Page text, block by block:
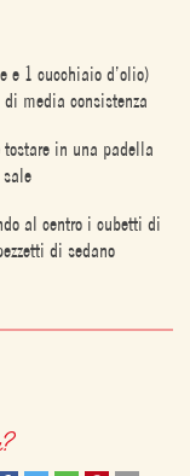
1 cucchiaio d’olio)
media consistenza
in una padella
sale
al centro i cubetti di
di sedano